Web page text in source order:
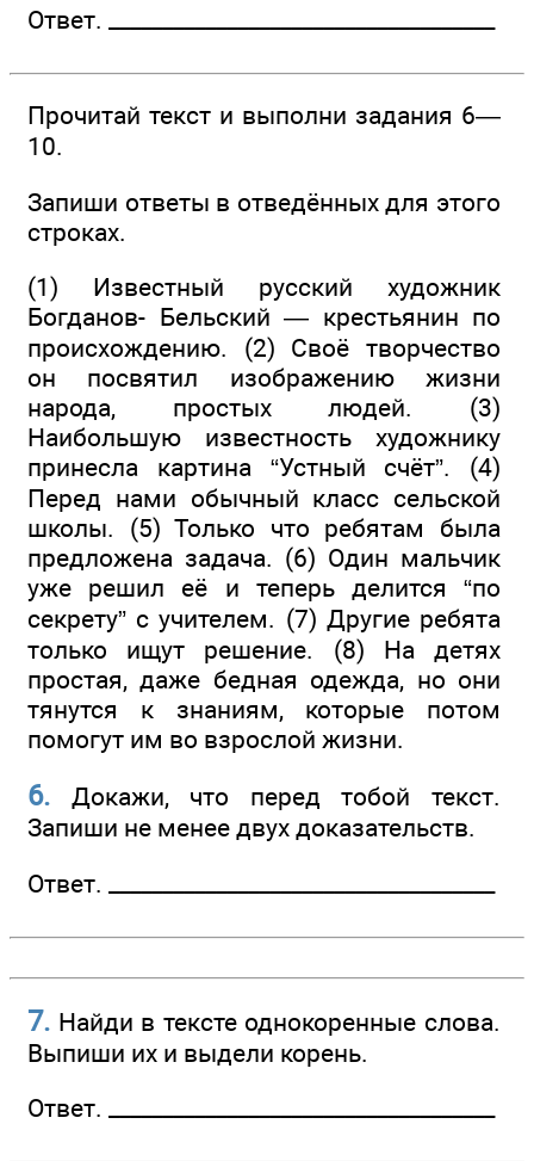
Ответ. ________________­____________________
Прочитай текст и выполни задания 6—
10.
Запиши ответы в отведённых для этого
строках.
(1) Известный русский художник
Богданов- Бельский — крестьянин по
происхождению. (2) Своё творчество
он посвятил изображению жизни
народа, простых людей. (3)
Наибольшую известность художнику
принесла картина “Устный счёт”. (4)
Перед нами обычный класс сельской
школы. (5) Только что ребятам была
предложена задача. (6) Один мальчик
уже решил её и теперь делится “по
секрету” с учителем. (7) Другие ребята
только ищут решение. (8) На детях
простая, даже бедная одежда, но они
тянутся к знаниям, которые потом
помогут им во взрослой жизни.
6. Докажи, что перед тобой текст.
Запиши не менее двух доказательств.
Ответ. ________________­____________________
7. Найди в тексте однокоренные слова.
Выпиши их и выдели корень.
Ответ. ________________­____________________